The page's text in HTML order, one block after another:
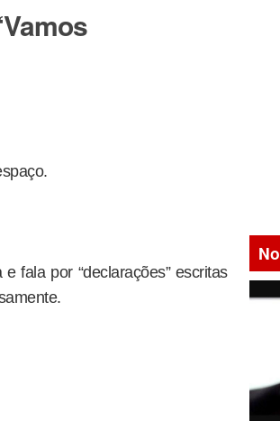
fala por “declarações” escritas